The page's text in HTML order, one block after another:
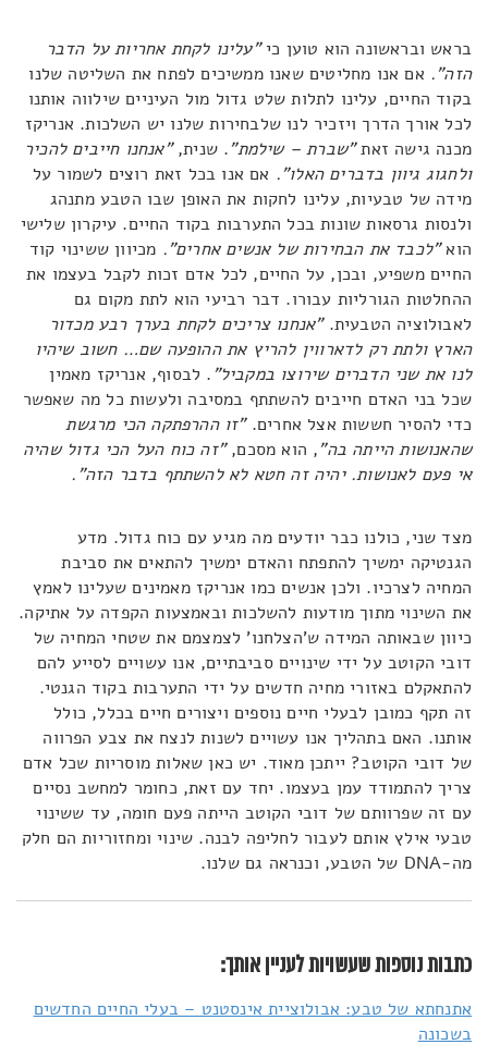
בראש ובראשונה הוא טוען כי"עלינו לקחת אחריות על הדבר
הזה". אם אנו מחליטים שאנו ממשיכים לפתח את השליטה שלנו
בקוד החיים, עלינו לתלות שלט גדול מול העיניים שילווה אותנו
לכל אורך הדרך ויזכיר לנו שלבחירות שלנו יש השלכות. אנריקז
מכנה גישה זאת"שברת – שילמת". שנית,"אנחנו חייבים להכיר
ולחגוג גיוון בדברים האלו". אם אנו בכל זאת רוצים לשמור על
מידה של טבעיות, עלינו לחקות את האופן שבו הטבע מתנהג
ולנסות גרסאות שונות בכל התערבות בקוד החיים. עיקרון שלישי
הוא"לכבד את הבחירות של אנשים אחרים". מכיוון ששינוי קוד
החיים משפיע, ובכן, על החיים, לכל אדם זכות לקבל בעצמו את
ההחלטות הגורליות עבורו. דבר רביעי הוא לתת מקום גם
לאבולוציה הטבעית."אנחנו צריכים לקחת בערך רבע מכדור
הארץ ולתת רק לדארווין להריץ את ההופעה שם… חשוב שיהיו
לנו את שני הדברים שירוצו במקביל". לבסוף, אנריקז מאמין
שכל בני האדם חייבים להשתתף במסיבה ולעשות כל מה שאפשר
כדי להסיר חששות אצל אחרים."זו ההרפתקה הכי מרגשת
שהאנושות הייתה בה", הוא מסכם,"זה כוח העל הכי גדול שהיה
אי פעם לאנושות. יהיה זה חטא לא להשתתף בדבר הזה".
מצד שני, כולנו כבר יודעים מה מגיע עם כוח גדול. מדע
הגנטיקה ימשיך להתפתח והאדם ימשיך להתאים את סביבת
המחיה לצרכיו. ולכן אנשים כמו אנריקז מאמינים שעלינו לאמץ
את השינוי מתוך מודעות להשלכות ובאמצעות הקפדה על אתיקה.
כיוון שבאותה המידה ש'הצלחנו' לצמצמם את שטחי המחיה של
דובי הקוטב על ידי שינויים סביבתיים, אנו עשויים לסייע להם
להתאקלם באזורי מחיה חדשים על ידי התערבות בקוד הגנטי.
זה תקף כמובן לבעלי חיים נוספים ויצורים חיים בכלל, כולל
אותנו. האם בתהליך אנו עשויים לשנות לנצח את צבע הפרווה
של דובי הקוטב? ייתכן מאוד. יש כאן שאלות מוסריות שכל אדם
צריך להתמודד עמן בעצמו. יחד עם זאת, כחומר למחשב נסיים
עם זה שפרוותם של דובי הקוטב הייתה פעם חומה, עד ששינוי
טבעי אילץ אותם לעבור לחליפה לבנה. שינוי ומחזוריות הם חלק
מה-DNA של הטבע, וכנראה גם שלנו.
כתבות נוספות שעשויות לעניין אותך:
אתנחתא של טבע: אבולוציית אינסטנט – בעלי החיים החדשים
בשכונה